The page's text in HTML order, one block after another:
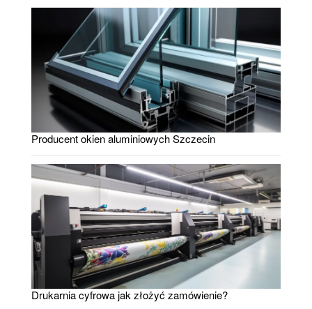
Producent okien aluminiowych Szczecin
Drukarnia cyfrowa jak złożyć zamówienie?